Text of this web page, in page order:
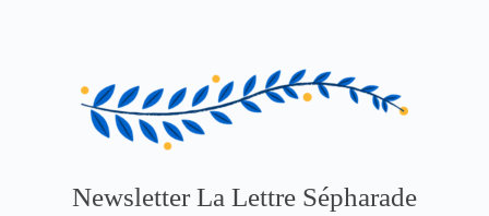
Newsletter La Lettre Sépharade